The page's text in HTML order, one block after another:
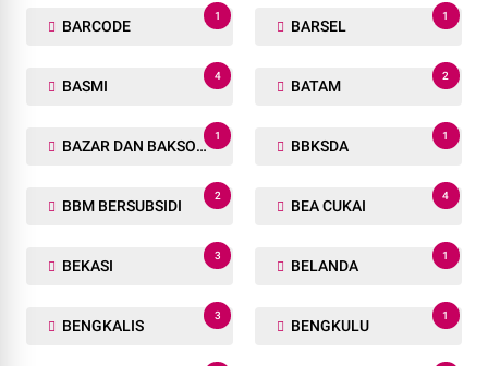
BARCODE
1
BARSEL
1
BASMI
4
BATAM
2
BAZAR DAN BAKSOS RAMADHAN
1
BBKSDA
1
BBM BERSUBSIDI
2
BEA CUKAI
4
BEKASI
3
BELANDA
1
BENGKALIS
3
BENGKULU
1